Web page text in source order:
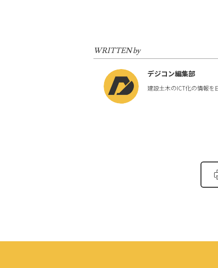
WRITTEN by
デジコン編集部
建設土木のICT化の情報を